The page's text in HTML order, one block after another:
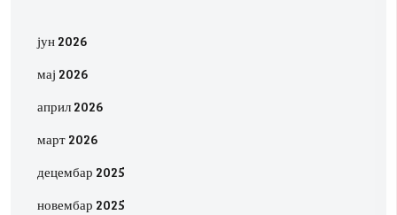
јун 2026
мај 2026
април 2026
март 2026
децембар 2025
новембар 2025